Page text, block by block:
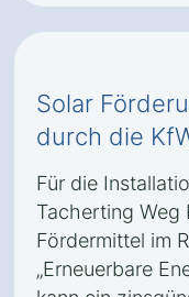
Solar
durch die
Für die
Tacherting Weg
Fördermittel im
„Erneuerbare